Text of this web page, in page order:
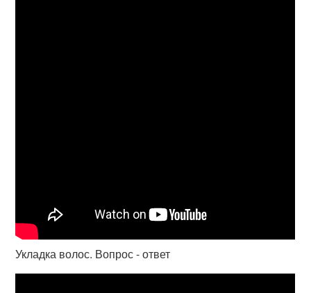
Укладка волос. Вопрос - ответ